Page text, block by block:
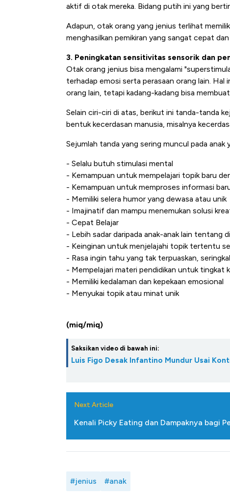
aktif di otak mereka. Bidang putih ini yang
Adapun, otak orang yang jenius terlihat
menghasilkan pemikiran yang sangat cepat
3. Peningkatan sensitivitas sensorik dan
Otak orang jenius bisa mengalami
terhadap emosi serta perasaan orang lain. Hal
orang lain, tetapi kadang-kadang bisa
Selain ciri-ciri di atas, berikut ini tanda-tanda
bentuk kecerdasan manusia, misalnya
Sejumlah tanda yang sering muncul pada
- Selalu butuh stimulasi mental
- Kemampuan untuk mempelajari topik baru
- Kemampuan untuk memproses informasi
- Memiliki selera humor yang dewasa atau unik
- Imajinatif dan mampu menemukan solusi
- Cepat Belajar
- Lebih sadar daripada anak-anak lain tentang
- Keinginan untuk menjelajahi topik tertentu
- Rasa ingin tahu yang tak terpuaskan,
- Mempelajari materi pendidikan untuk tingkat
- Memiliki kedalaman dan kepekaan emosional
- Menyukai topik atau minat unik
(miq/miq)
Saksikan video di bawah ini:
Luis Figo Desak Infantino Mundur Usai
Next Article
Kenali Picky Eating dan Dampaknya bagi
#jenius #anak